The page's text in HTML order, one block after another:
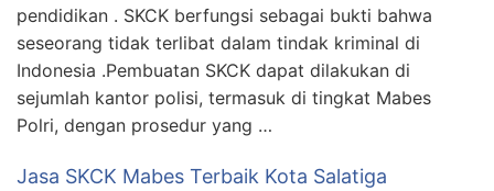
pendidikan . SKCK berfungsi sebagai bukti bahwa
seseorang tidak terlibat dalam tindak kriminal di
Indonesia .Pembuatan SKCK dapat dilakukan di
sejumlah kantor polisi, termasuk di tingkat Mabes
Polri, dengan prosedur yang …
Jasa SKCK Mabes Terbaik Kota Salatiga